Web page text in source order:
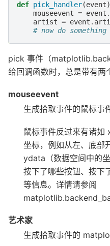
def pick_handler(event
mouseevent = event .
artist = event .
# now do
pick 事件（
给回调函数时，总是带有两
mouseevent
生成拾取事件的鼠标事
鼠标事件反过来有诸如
坐标，例如从左、底部
ydata（数据空间中的
按下了哪些按钮、按下
等信息。详情请参阅
艺术家
生成拾取事件的